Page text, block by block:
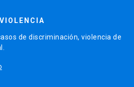
de discriminación, violencia de